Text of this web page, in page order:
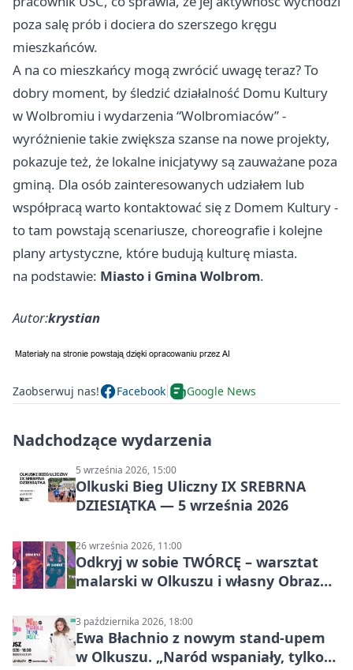
poza salę prób i dociera do szerszego kręgu
mieszkańców.
A na co mieszkańcy mogą zwrócić uwagę teraz? To
dobry moment, by śledzić działalność Domu Kultury
w Wolbromiu i wydarzenia “Wolbromiaców” -
wyróżnienie takie zwiększa szanse na nowe projekty,
pokazuje też, że lokalne inicjatywy są zauważane poza
gminą. Dla osób zainteresowanych udziałem lub
współpracą warto kontaktować się z Domem Kultury -
to tam powstają scenariusze, choreografie i kolejne
plany artystyczne, które budują kulturę miasta.
na podstawie: Miasto i Gmina Wolbrom.
Autor:krystian
Zaobserwuj nas! Facebook Google News
Nadchodzące wydarzenia
5 września 2026, 15:00
Olkuski Bieg Uliczny IX SREBRNA
DZIESIĄTKA — 5 września 2026
26 września 2026, 11:00
Odkryj w sobie TWÓRCĘ – warsztat
malarski w Olkuszu i własny Obraz
3 października 2026, 18:00
Ewa Błachnio z nowym stand-upem
w Olkuszu. „Naród wspaniały, tylko